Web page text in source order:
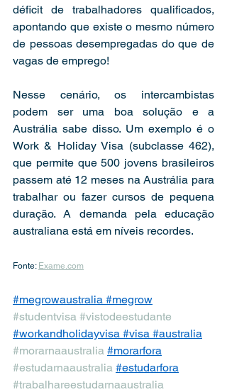
déficit de trabalhadores qualificados,
apontando que existe o mesmo número
de pessoas desempregadas do que de
vagas de emprego!
Nesse cenário, os intercambistas
podem ser uma boa solução e a
Austrália sabe disso. Um exemplo é o
Work & Holiday Visa (subclasse 462),
que permite que 500 jovens brasileiros
passem até 12 meses na Austrália para
trabalhar ou fazer cursos de pequena
duração. A demanda pela educação
australiana está em níveis recordes.
Fonte: Exame.com
#megrowaustralia #megrow
#studentvisa #vistodeestudante
#workandholidayvisa #visa #australia
#morarnaaustralia #morarfora
#estudarnaaustralia #estudarfora
#trabalhareestudarnaaustralia